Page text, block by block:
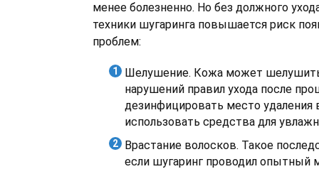
менее болезненно. Но без должного
техники шугаринга повышается риск
проблем:
Шелушение. Кожа может
нарушений правил ухода после
дезинфицировать место удаления
использовать средства для
Врастание волосков. Такое
если шугаринг проводил опытный